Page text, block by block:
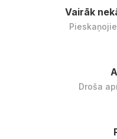
Vairāk
Droša